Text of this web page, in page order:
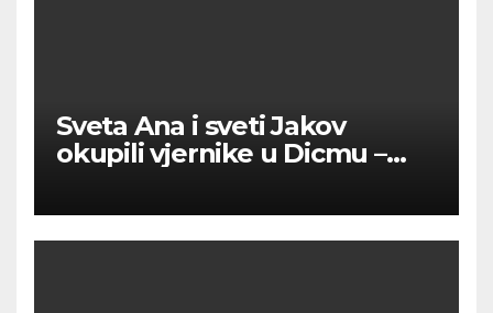
Sveta Ana i sveti Jakov
okupili vjernike u Dicmu –
ispunili župu